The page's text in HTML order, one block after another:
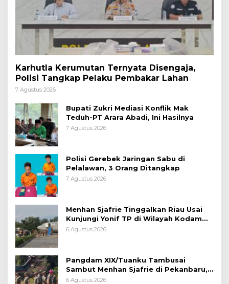
Karhutla Kerumutan Ternyata Disengaja,
Polisi Tangkap Pelaku Pembakar Lahan
7 Agustus 2026
Bupati Zukri Mediasi Konflik Mak
Teduh-PT Arara Abadi, Ini Hasilnya
7 Agustus 2026
Polisi Gerebek Jaringan Sabu di
Pelalawan, 3 Orang Ditangkap
7 Agustus 2026
Menhan Sjafrie Tinggalkan Riau Usai
Kunjungi Yonif TP di Wilayah Kodam
XIX/Tuanku Tambusai
6 Agustus 2026
Pangdam XIX/Tuanku Tambusai
Sambut Menhan Sjafrie di Pekanbaru,
Ada Agenda Penting
6 Agustus 2026